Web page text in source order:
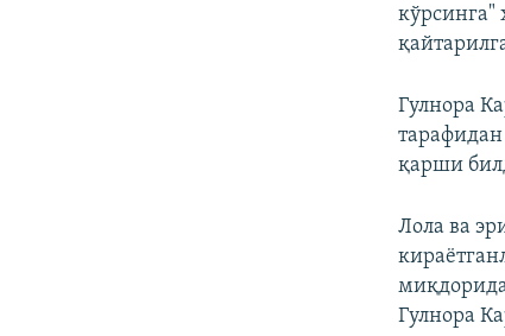
кўрсинга"
Гулнора
қарши
Лола ва
Гулнора